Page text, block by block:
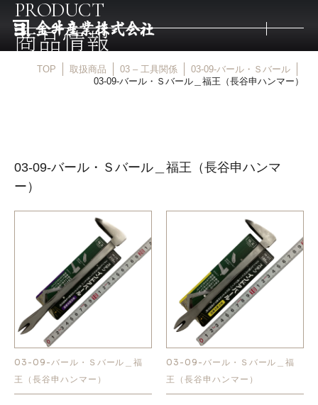
取扱メーカー
金井産業の強み
庖斬巴
お知らせ
採用情報
PRODUCT
商品情報
TOP 取扱商品 03 – 工具関係
03-09-バール・Ｓバール
03-09-バール・Ｓバール＿福王（長谷申ハンマー）
03-09-バール・Ｓバール＿福王（長谷申ハンマ
ー）
03-09-バール・Ｓバール＿福
王（長谷申ハンマー）
03-09-バール・Ｓバール＿福
王（長谷申ハンマー）